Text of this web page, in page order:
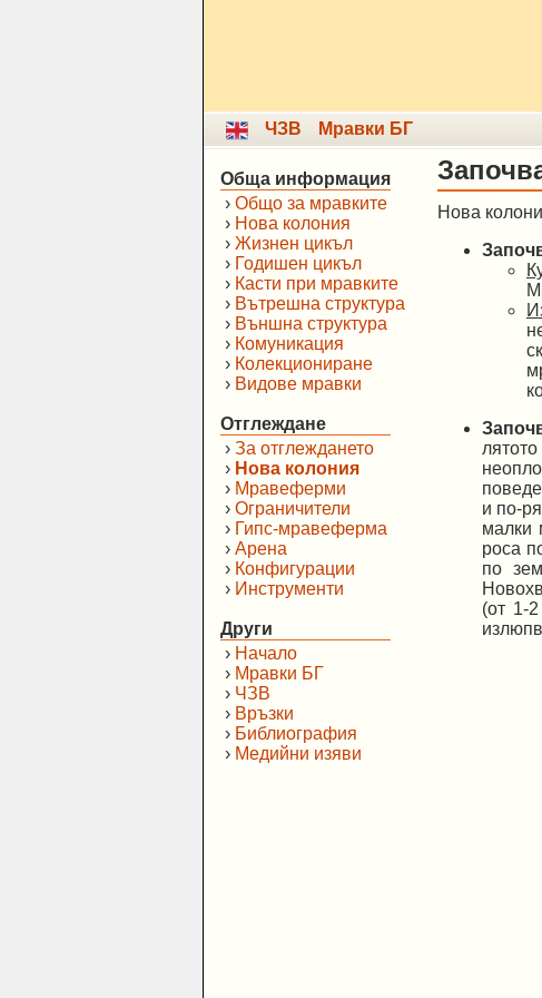
ЧЗВ Мравки БГ
Обща информация
› Общо за мравките
› Нова колония
› Жизнен цикъл
› Годишен цикъл
› Касти при мравките
› Вътрешна структура
› Външна структура
› Комуникация
› Колекциониране
› Видове мравки
Отглеждане
› За отглеждането
› Нова колония
› Мравеферми
› Ограничители
› Гипс-мравеферма
› Арена
› Конфигурации
› Инструменти
Други
› Начало
› Мравки БГ
› ЧЗВ
› Връзки
› Библиография
› Медийни изяви
Нова
и по-
малки
роса
по
(от 1-